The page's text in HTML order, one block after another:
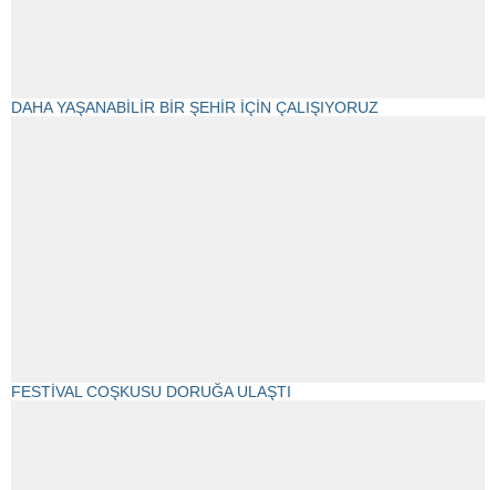
DAHA YAŞANABİLİR BİR ŞEHİR İÇİN ÇALIŞIYORUZ
FESTİVAL COŞKUSU DORUĞA ULAŞTI